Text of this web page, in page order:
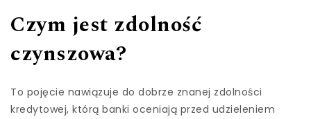
Czym jest zdolność
czynszowa?
To pojęcie nawiązuje do dobrze znanej zdolności
kredytowej, którą banki oceniają przed udzieleniem